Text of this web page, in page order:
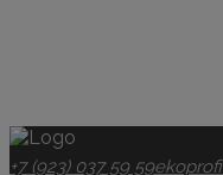
+7 (923) 037 59 59